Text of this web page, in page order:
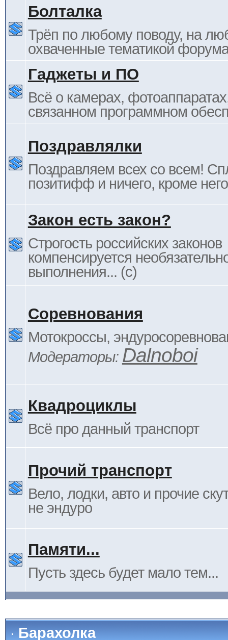
Болталка
Трёп по любому поводу, на
охваченные тематикой
Гаджеты и ПО
Всё о камерах,
связанном программном
Поздравлялки
Поздравляем всех со всем!
позитифф и ничего, кроме
Закон есть закон?
Строгость российских законов
компенсируется
выполнения... (c)
Соревнования
Мотокроссы,
Модераторы: Dalnoboi
Квадроциклы
Всё про данный транспорт
Прочий транспорт
Вело, лодки, авто и прочие
не эндуро
Памяти...
Пусть здесь будет мало тем...
Барахолка